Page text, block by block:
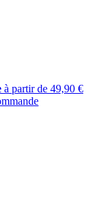
à partir de 49,90 €